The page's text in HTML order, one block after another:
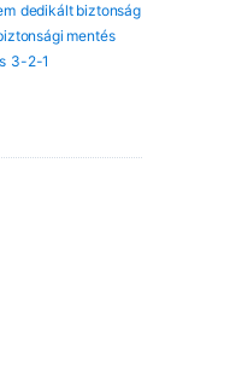
dedikált biztonság
mentés
3-2-1